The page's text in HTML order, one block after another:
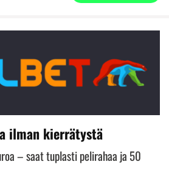
ilman kierrätystä
– saat tuplasti pelirahaa ja 50